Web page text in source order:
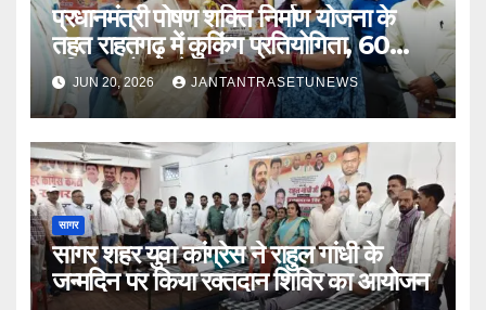
प्रधानमंत्री पोषण शक्ति निर्माण योजना के
तहत राहतगढ़ में कुकिंग प्रतियोगिता, 60
महिला रसोइयों ने दिखाया हुनर
JUN 20, 2026 JANTANTRASETUNEWS
सागर
सागर शहर युवा कांग्रेस ने राहुल गांधी के
जन्मदिन पर किया रक्तदान शिविर का आयोजन